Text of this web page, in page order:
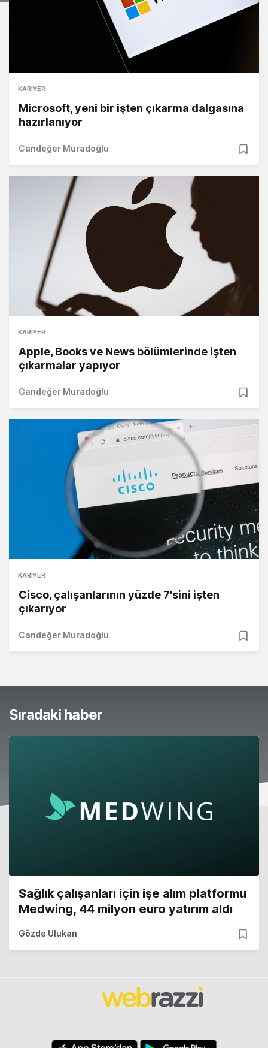
KARIYER
Microsoft, yeni bir işten çıkarma dalgasına
hazırlanıyor
Candeğer Muradoğlu
KARIYER
Apple, Books ve News bölümlerinde işten
çıkarmalar yapıyor
Candeğer Muradoğlu
KARIYER
Cisco, çalışanlarının yüzde 7'sini işten
çıkarıyor
Candeğer Muradoğlu
Sıradaki haber
Sağlık çalışanları için işe alım platformu
Medwing, 44 milyon euro yatırım aldı
Gözde Ulukan